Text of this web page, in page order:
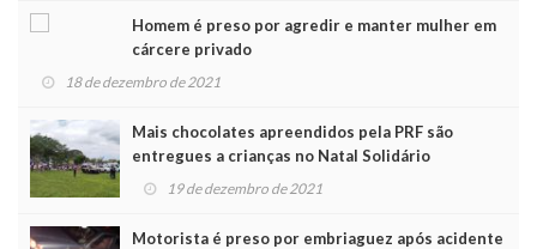
Homem é preso por agredir e manter mulher em
cárcere privado
18 de dezembro de 2021
Mais chocolates apreendidos pela PRF são
entregues a crianças no Natal Solidário
19 de dezembro de 2021
Motorista é preso por embriaguez após acidente